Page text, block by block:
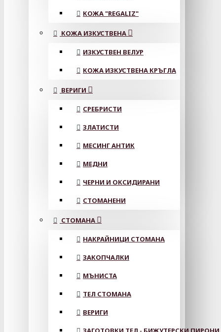
КОЖА "REGALIZ"
КОЖА ИЗКУСТВЕНА
ИЗКУСТВЕН ВЕЛУР
КОЖА ИЗКУСТВЕНА КРЪГЛА
ВЕРИГИ
СРЕБРИСТИ
ЗЛАТИСТИ
МЕСИНГ АНТИК
МЕДНИ
ЧЕРНИ И ОКСИДИРАНИ
СТОМАНЕНИ
СТОМАНА
НАКРАЙНИЦИ СТОМАНА
ЗАКОПЧАЛКИ
МЪНИСТА
ТЕЛ СТОМАНА
ВЕРИГИ